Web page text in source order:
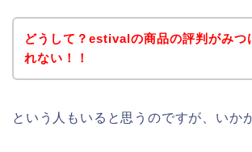
どうして？estivalの商品の評判がみつ
れない！！
という人もいると思うのですが、いか